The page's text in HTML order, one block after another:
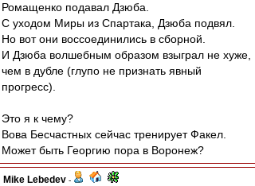
Ромащенко подавал Дзюба.
С уходом Миры из Спартака, Дзюба подвял.
Но вот они воссоединились в сборной.
И Дзюба волшебным образом взыграл не хуже,
чем в дубле (глупо не признать явный
прогресс).
Это я к чему?
Вова Бесчастных сейчас тренирует Факел.
Может быть Георгию пора в Воронеж?
Mike Lebedev -